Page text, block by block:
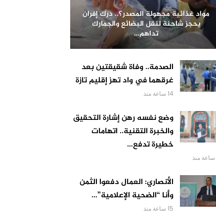
مواد غذائية مجهولة المصدر؟.. درك إفران
يحجز شاحنة لنقل البضائع والجمارك
تداهم…
الصدمة.. وفاة شقيقتين بعد
غرقهما في واد تهز إقليم تازة
14 ساعة منذ
وضع نفسه رهن إشارة التحقيق
والخبرة التقنية.. اتهامات
خطيرة تدفع…
الأنصاري: العمال دفعوا الثمن
وأنا “الضحية الإعلامية”…
15 ساعة منذ